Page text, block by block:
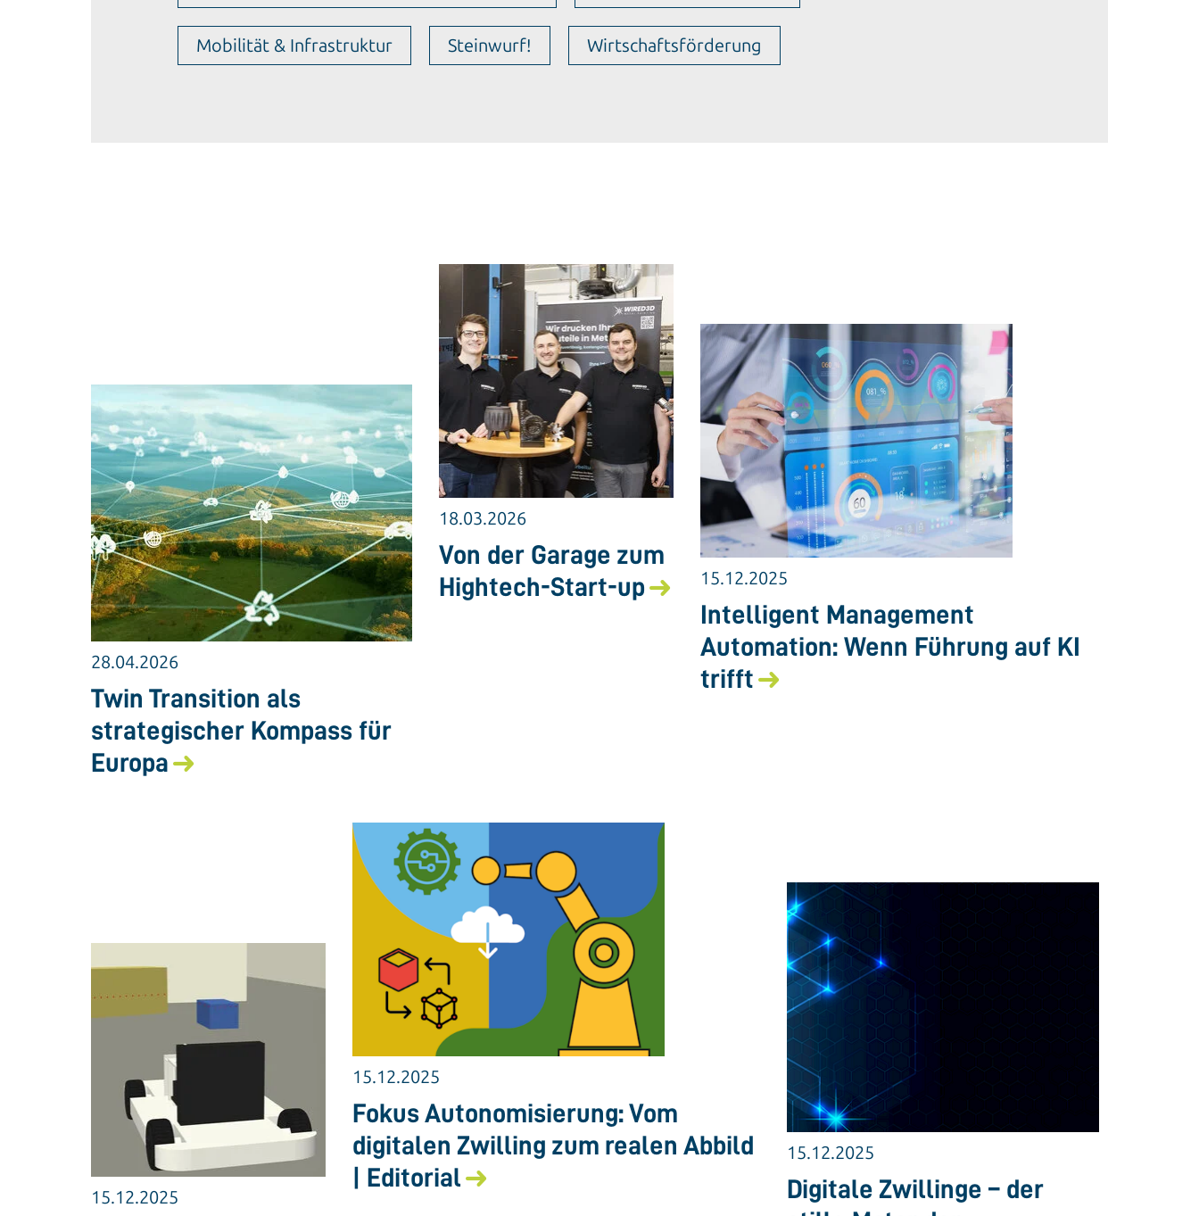
Mobilität & Infrastruktur Steinwurf! Wirtschaftsförderung
28.04.2026
Twin Transition als
strategischer Kompass für
Europa
18.03.2026
Von der Garage zum
Hightech-Start-up
15.12.2025
Intelligent Management
Automation: Wenn Führung auf KI
trifft
15.12.2025
15.12.2025
Fokus Autonomisierung: Vom
digitalen Zwilling zum realen Abbild
| Editorial
15.12.2025
Digitale Zwillinge – der